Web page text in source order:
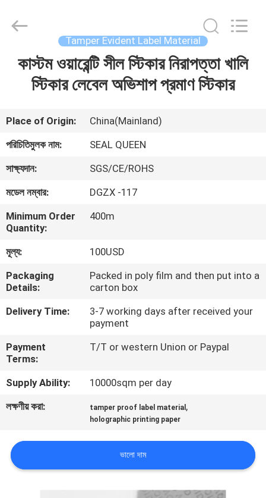
বাড়ি
আমাদের
সম্পর্কে
কারখানা
ভ্রমণ
মান
নিয়ন্ত্রণ
যোগাযোগ
করুন
উদ্ধৃতির
জন্য
সাইট
Material
Reserved.
Tamper Evident Label Material
কাস্টম ওয়ারেন্টি সীল স্টিকার নিরাপত্তা খালি
স্টিকার লেবেল অভিশাপ প্রমাণ স্টিকার
Place of Origin:
China(Mainland)
পরিচিতিমুলক নাম:
SEAL QUEEN
সাক্ষ্যদান:
SGS/CE/ROHS
মডেল নম্বার:
DGZX -117
Minimum Order
Quantity:
400m
মূল্য:
100USD
Packaging
Details:
Packed in poly film and then put into a
carton box
Delivery Time:
3-7 working days after received your
payment
Payment
Terms:
T/T or western Union or Paypal
Supply Ability:
10000sqm per day
লক্ষণীয় করা:
tamper proof label material ,
holographic printing paper
ভালো দাম